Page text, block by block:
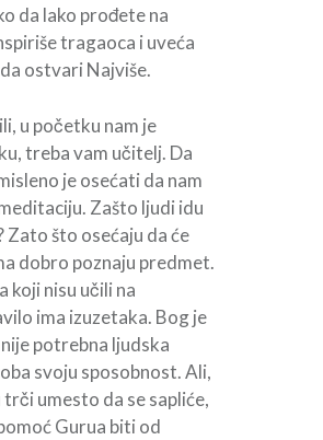
da lako prođete na
tragaoca i uveća
ostvari Najviše.
u početku nam je
treba vam učitelj. Da
je osećati da nam
Zašto ljudi idu
Zato što osećaju da će
dobro poznaju predmet.
koji nisu učili na
ima izuzetaka. Bog je
potrebna ljudska
svoju sposobnost. Ali,
umesto da se sapliće,
Gurua biti od